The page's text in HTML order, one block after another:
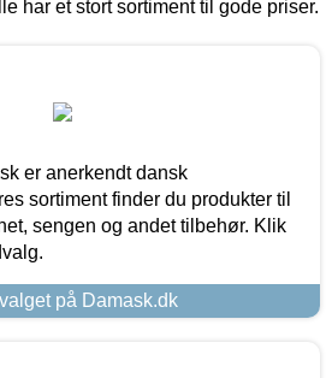
har et stort sortiment til gode priser.
er anerkendt dansk
sortiment finder du produkter til
sengen og andet tilbehør. Klik
på Damask.dk